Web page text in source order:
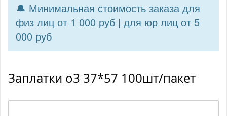
🔔 Минимальная стоимость заказа для
физ лиц от 1 000 руб | для юр лиц от 5
000 руб
Заплатки о3 37*57 100шт/пакет